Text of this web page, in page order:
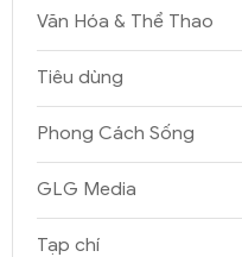
Văn Hóa & Thể Thao
Tiêu dùng
Phong Cách Sống
GLG Media
Tạp chí